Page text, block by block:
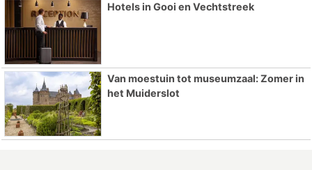
Hotels in Gooi en Vechtstreek
Van moestuin tot museumzaal: Zomer in
het Muiderslot